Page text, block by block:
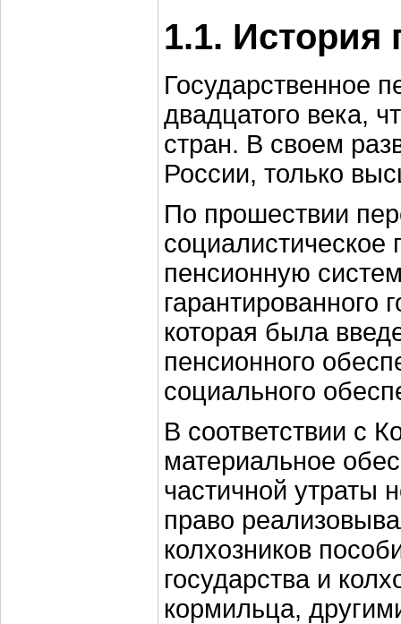
1.1. История
Государственное
двадцатого века,
стран. В своем
России, только
По прошествии
социалистическое
пенсионную
гарантированного
которая была
пенсионного
социального
В соответствии с
материальное
частичной утраты
право
колхозников
государства и
кормильца,